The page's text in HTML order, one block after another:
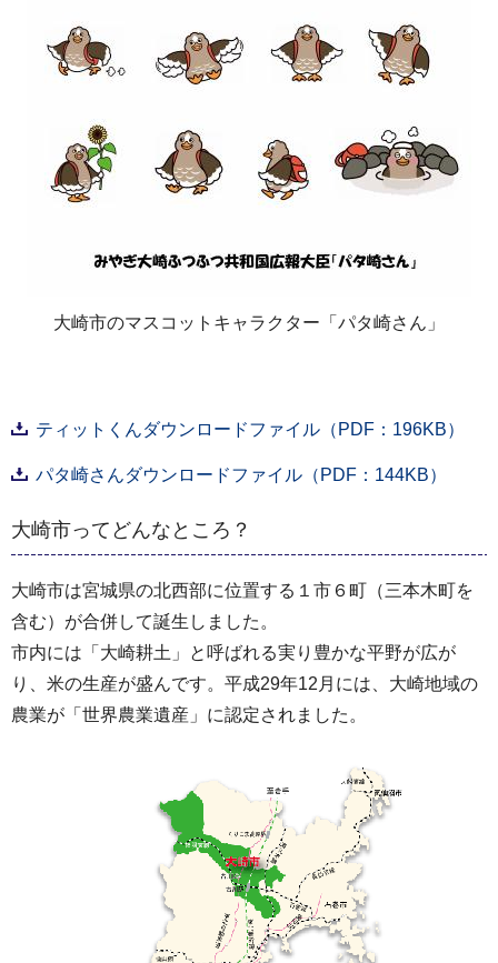
大崎市のマスコットキャラクター「パタ崎さん」
ティットくんダウンロードファイル（PDF：196KB）
パタ崎さんダウンロードファイル（PDF：144KB）
大崎市ってどんなところ？
大崎市は宮城県の北西部に位置する１市６町（三本木町を
含む）が合併して誕生しました。
市内には「大崎耕土」と呼ばれる実り豊かな平野が広が
り、米の生産が盛んです。平成29年12月には、大崎地域の
農業が「世界農業遺産」に認定されました。